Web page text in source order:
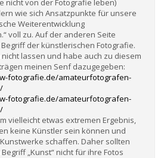
nicht von der Fotografie leben)
wie sich Ansatzpunkte für unsere
Weiterentwicklung
voll zu. Auf der anderen Seite
der künstlerischen Fotografie.
lassen und habe auch zu diesem
meinen Senf dazugegeben:
fotografie.de/amateurfotografen-
fotografie.de/amateurfotografen-
vielleicht etwas extremen Ergebnis,
keine Künstler sein können und
schaffen. Daher sollten
„Kunst“ nicht für ihre Fotos